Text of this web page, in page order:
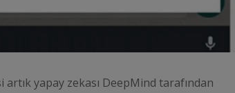
artık yapay zekası DeepMind tarafından